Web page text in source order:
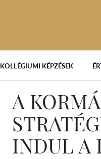
KOLLÉGIUMI KÉPZÉSEK
A
INDUL A